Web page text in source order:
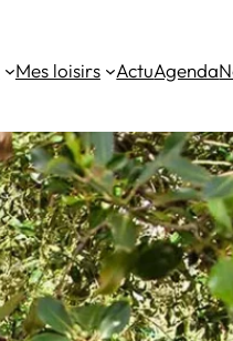
Mes loisirs ActuAgenda